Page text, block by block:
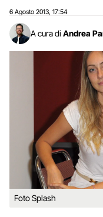
6 Agosto 2013 17:54
A cura di Andrea
Foto Splash